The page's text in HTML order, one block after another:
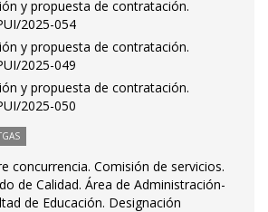
y propuesta de contratación.
2025-054
y propuesta de contratación.
2025-049
y propuesta de contratación.
2025-050
concurrencia. Comisión de servicios.
de Calidad. Área de Administración-
de Educación. Designación